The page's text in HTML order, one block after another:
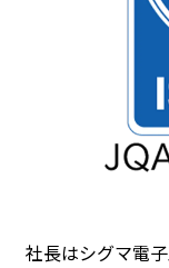
社長はシグマ電